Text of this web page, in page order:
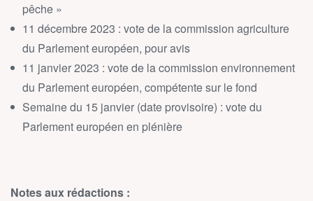
pêche »
11 décembre 2023 : vote de la commission agriculture
du Parlement européen, pour avis
11 janvier 2023 : vote de la commission environnement
du Parlement européen, compétente sur le fond
Semaine du 15 janvier (date provisoire) : vote du
Parlement européen en plénière
Notes aux rédactions :